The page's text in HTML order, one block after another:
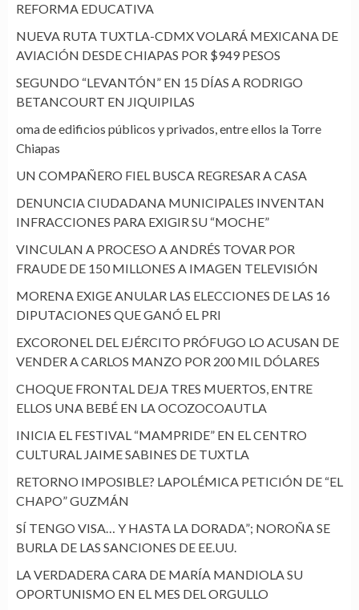
REFORMA EDUCATIVA
NUEVA RUTA TUXTLA-CDMX VOLARÁ MEXICANA DE
AVIACIÓN DESDE CHIAPAS POR $949 PESOS
SEGUNDO “LEVANTÓN” EN 15 DÍAS A RODRIGO
BETANCOURT EN JIQUIPILAS
oma de edificios públicos y privados, entre ellos la Torre
Chiapas
UN COMPAÑERO FIEL BUSCA REGRESAR A CASA
DENUNCIA CIUDADANA MUNICIPALES INVENTAN
INFRACCIONES PARA EXIGIR SU “MOCHE”
VINCULAN A PROCESO A ANDRÉS TOVAR POR
FRAUDE DE 150 MILLONES A IMAGEN TELEVISIÓN
MORENA EXIGE ANULAR LAS ELECCIONES DE LAS 16
DIPUTACIONES QUE GANÓ EL PRI
EXCORONEL DEL EJÉRCITO PRÓFUGO LO ACUSAN DE
VENDER A CARLOS MANZO POR 200 MIL DÓLARES
CHOQUE FRONTAL DEJA TRES MUERTOS, ENTRE
ELLOS UNA BEBÉ EN LA OCOZOCOAUTLA
INICIA EL FESTIVAL “MAMPRIDE” EN EL CENTRO
CULTURAL JAIME SABINES DE TUXTLA
RETORNO IMPOSIBLE? LAPOLÉMICA PETICIÓN DE “EL
CHAPO” GUZMÁN
SÍ TENGO VISA… Y HASTA LA DORADA”; NOROÑA SE
BURLA DE LAS SANCIONES DE EE.UU.
LA VERDADERA CARA DE MARÍA MANDIOLA SU
OPORTUNISMO EN EL MES DEL ORGULLO